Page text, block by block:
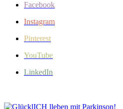
Facebook
Instagram
Pinterest
YouTube
LinkedIn